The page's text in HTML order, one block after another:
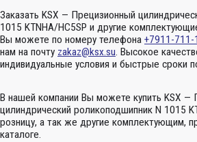
Заказать KSX — Прецизионный
1015 KTNHA/HC5SP и другие
Вы можете по номеру телефона +7911-711-
нам на почту zakaz@ksx.su. Высокое
индивидуальные условия и быстрые сроки
В нашей компании Вы можете купить KSX —
цилиндрический роликоподшипник N 1015
розницу, а так же другие комплектующим,
каталоге.